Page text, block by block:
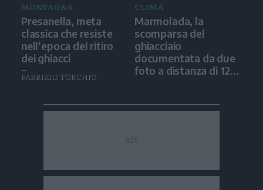
MONTAGNA
Presanella, meta
classica che resiste
nell'epoca del ritiro
dei ghiacci
FABRIZIO TORCHIO
CLIMA
Marmolada, la
scomparsa del
ghiacciaio
documentata da due
foto a distanza di 12